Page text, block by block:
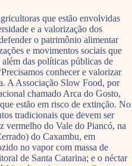
que estão envolvidas
e a valorização dos
o patrimônio alimentar
e movimentos sociais que
além das políticas públicas de
conhecer e valorizar
A Associação Slow Food, por
chamado Arca do Gosto,
estão em risco de extinção. No
tradicionais que devem ser
vermelho do Vale do Piancó, na
do Caxambu, em
no vapor com massa de
de Santa Catarina; e o néctar